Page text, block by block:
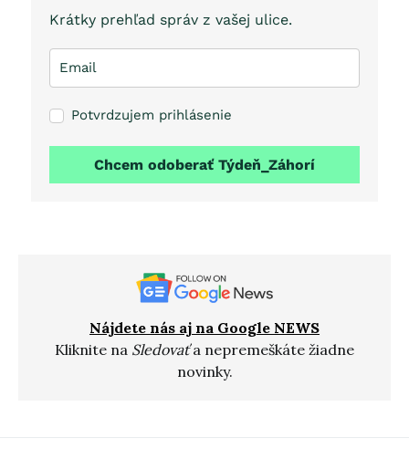
Krátky prehľad správ z vašej ulice.
Potvrdzujem prihlásenie
Chcem odoberať Týdeň_Záhorí
Nájdete nás aj na Google NEWS
Kliknite na Sledovaťa nepremeškáte žiadne
novinky.